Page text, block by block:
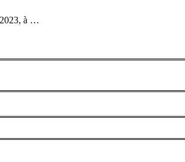
2023, à …